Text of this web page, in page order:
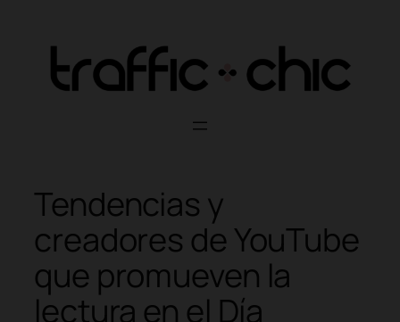
content
Tendencias y
creadores de YouTube
que promueven la
lectura en el Día